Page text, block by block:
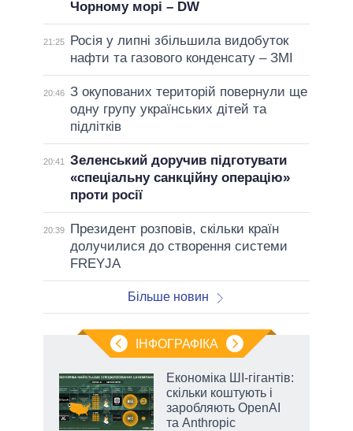
Чорному морі – DW
21:25
Росія у липні збільшила видобуток
нафти та газового конденсату – ЗМІ
20:46 З окупованих територій повернули ще
одну групу українських дітей та
підлітків
20:41
Зеленський доручив підготувати
«спеціальну санкційну операцію»
проти росії
20:39
Президент розповів, скільки країн
долучилися до створення системи
FREYJA
Більше новин
ІНФОГРАФІКА
Економіка ШІ-гігантів:
скільки коштують і
заробляють OpenAI
та Anthropic